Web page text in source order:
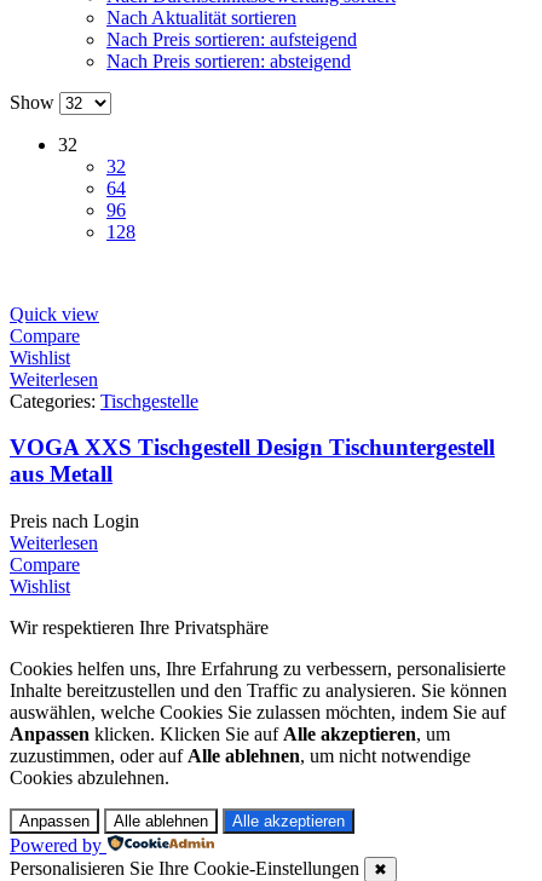
Nach Aktualität sortieren
Nach Preis sortieren: aufsteigend
Nach Preis sortieren: absteigend
Show
32
32
64
96
128
Quick view
Compare
Wishlist
Weiterlesen
Categories: Tischgestelle
VOGA XXS Tischgestell Design Tischuntergestell
aus Metall
Preis nach Login
Weiterlesen
Compare
Wishlist
Wir respektieren Ihre Privatsphäre
Cookies helfen uns, Ihre Erfahrung zu verbessern, personalisierte
Inhalte bereitzustellen und den Traffic zu analysieren. Sie können
auswählen, welche Cookies Sie zulassen möchten, indem Sie auf
Anpassen klicken. Klicken Sie auf Alle akzeptieren, um
zuzustimmen, oder auf Alle ablehnen, um nicht notwendige
Cookies abzulehnen.
Anpassen Alle ablehnen Alle akzeptieren
Powered by
Personalisieren Sie Ihre Cookie-Einstellungen
✖